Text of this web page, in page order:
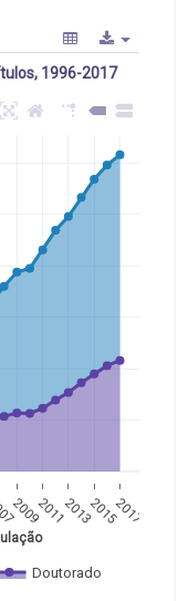
1996-2017
20092011201320152017
Doutorado